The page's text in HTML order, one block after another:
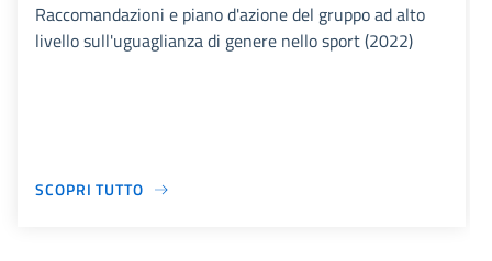
Raccomandazioni e piano d'azione del gruppo ad alto
livello sull'uguaglianza di genere nello sport (2022)
SCOPRI TUTTO